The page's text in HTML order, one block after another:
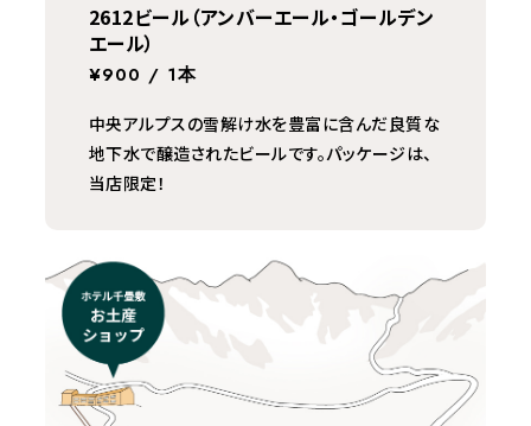
2612ビール（アンバーエール・ゴールデン
エール）
¥900 / 1本
中央アルプスの雪解け水を豊富に含んだ良質な
地下水で醸造されたビールです。パッケージは、
当店限定！